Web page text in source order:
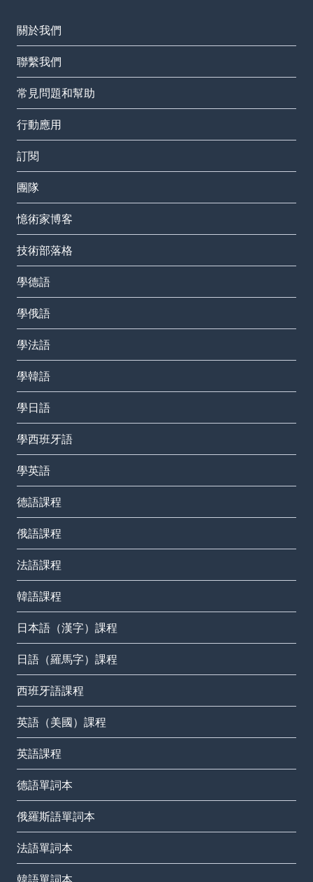
關於我們
聯繫我們
常見問題和幫助
行動應用
訂閱
團隊
憶術家博客
技術部落格
學德語
學俄語
學法語
學韓語
學日語
學西班牙語
學英語
德語課程
俄語課程
法語課程
韓語課程
日本語（漢字）課程
日語（羅馬字）課程
西班牙語課程
英語（美國）課程
英語課程
德語單詞本
俄羅斯語單詞本
法語單詞本